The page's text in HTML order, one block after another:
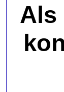
Als